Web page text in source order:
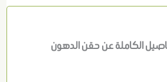
الكاملة عن حقن الدهون